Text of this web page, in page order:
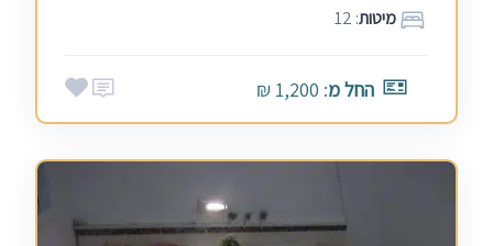
מיטות: 12
החל מ: 1,200 ₪